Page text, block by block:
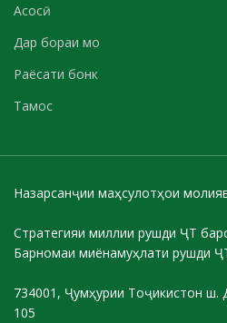
Асосӣ
Дар бораи мо
Раёсати бонк
Тамос
Назарсанҷии маҳсулотҳои
Стратегияи миллии рушди ҶТ
Барномаи миёнамуҳлати рушди
734001, Ҷумҳурии Тоҷикистон ш.
105